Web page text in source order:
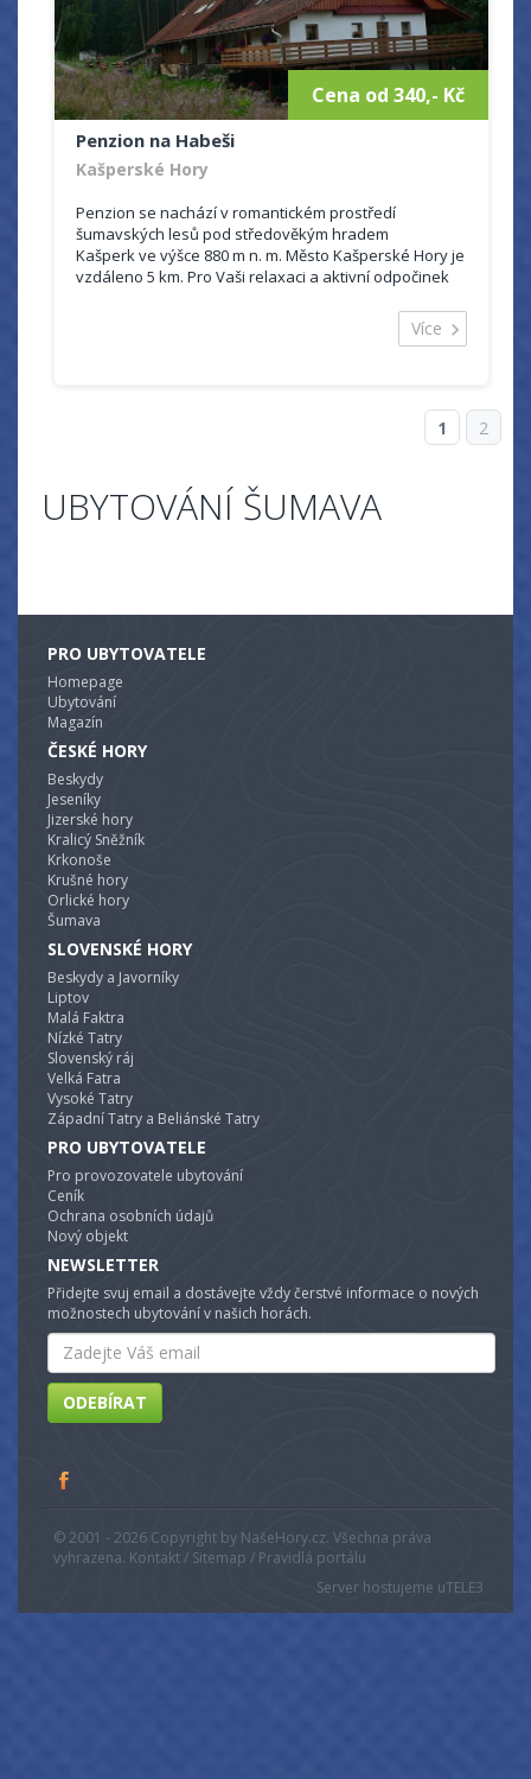
Cena od 340,- Kč
Penzion na Habeši
Kašperské Hory
Penzion se nachází v romantickém prostředí
šumavských lesů pod středověkým hradem
Kašperk ve výšce 880 m n. m. Město Kašperské Hory je
vzdáleno 5 km. Pro Vaši relaxaci a aktivní odpočinek
Více
1 2
UBYTOVÁNÍ ŠUMAVA
PRO UBYTOVATELE
Homepage
Ubytování
Magazín
ČESKÉ HORY
Beskydy
Jeseníky
Jizerské hory
Kralicý Sněžník
Krkonoše
Krušné hory
Orlické hory
Šumava
SLOVENSKÉ HORY
Beskydy a Javorníky
Liptov
Malá Faktra
Nízké Tatry
Slovenský ráj
Velká Fatra
Vysoké Tatry
Západní Tatry a Beliánské Tatry
PRO UBYTOVATELE
Pro provozovatele ubytování
Ceník
Ochrana osobních údajů
Nový objekt
NEWSLETTER
Přidejte svuj email a dostávejte vždy čerstvé informace o nových
možnostech ubytování v našich horách.
Email
ODEBÍRAT
© 2001 - 2026 Copyright by NašeHory.cz. Všechna práva
vyhrazena. Kontakt / Sitemap / Pravidlá portálu
Server hostujeme uTELE3